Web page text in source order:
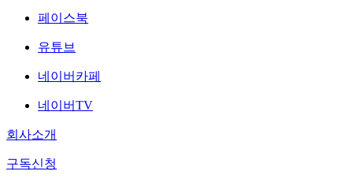
페이스북
유튜브
네이버카페
네이버TV
회사소개
구독신청